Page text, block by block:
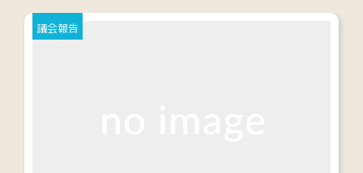
議会報告